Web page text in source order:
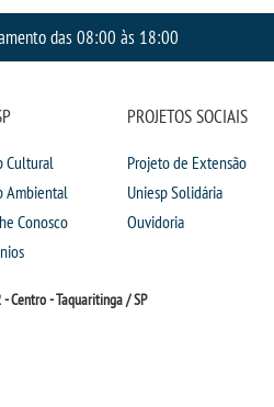
das 08:00 às 18:00
Cultural
Ambiental
Conosco
PROJETOS SOCIAIS
Projeto de Extensão
Uniesp Solidária
Ouvidoria
Centro - Taquaritinga / SP